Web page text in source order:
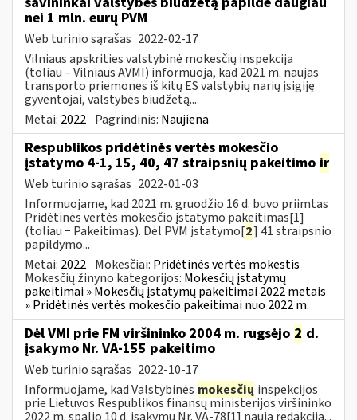
nei 1 mln. eurų PVM
Web turinio sąrašas 2022-02-17
Vilniaus apskrities valstybinė mokesčių inspekcija
(toliau – Vilniaus AVMI) informuoja, kad 2021 m. naujas
transporto priemones iš kitų ES valstybių narių įsigiję
gyventojai, valstybės biudžetą...
Metai: 2022 Pagrindinis: Naujiena
Respublikos pridėtinės vertės mokesčio
įstatymo 4-1, 15, 40, 47 straipsnių pakeitimo ir
Web turinio sąrašas 2022-01-03
Informuojame, kad 2021 m. gruodžio 16 d. buvo priimtas
Pridėtinės vertės mokesčio įstatymo pakeitimas[1]
(toliau − Pakeitimas). Dėl PVM įstatymo[2] 41 straipsnio
papildymo...
Metai: 2022 Mokesčiai: Pridėtinės vertės mokestis
Mokesčių žinyno kategorijos: Mokesčių įstatymų
pakeitimai » Mokesčių įstatymų pakeitimai 2022 metais
» Pridėtinės vertės mokesčio pakeitimai nuo 2022 m.
Dėl VMI prie FM viršininko 2004 m. rugsėjo 2 d.
įsakymo Nr. VA-155 pakeitimo
Web turinio sąrašas 2022-10-17
Informuojame, kad Valstybinės mokesčių inspekcijos
prie Lietuvos Respublikos finansų ministerijos viršininko
2022 m. spalio 10 d. įsakymu Nr. VA-78[1] nauja redakcija...